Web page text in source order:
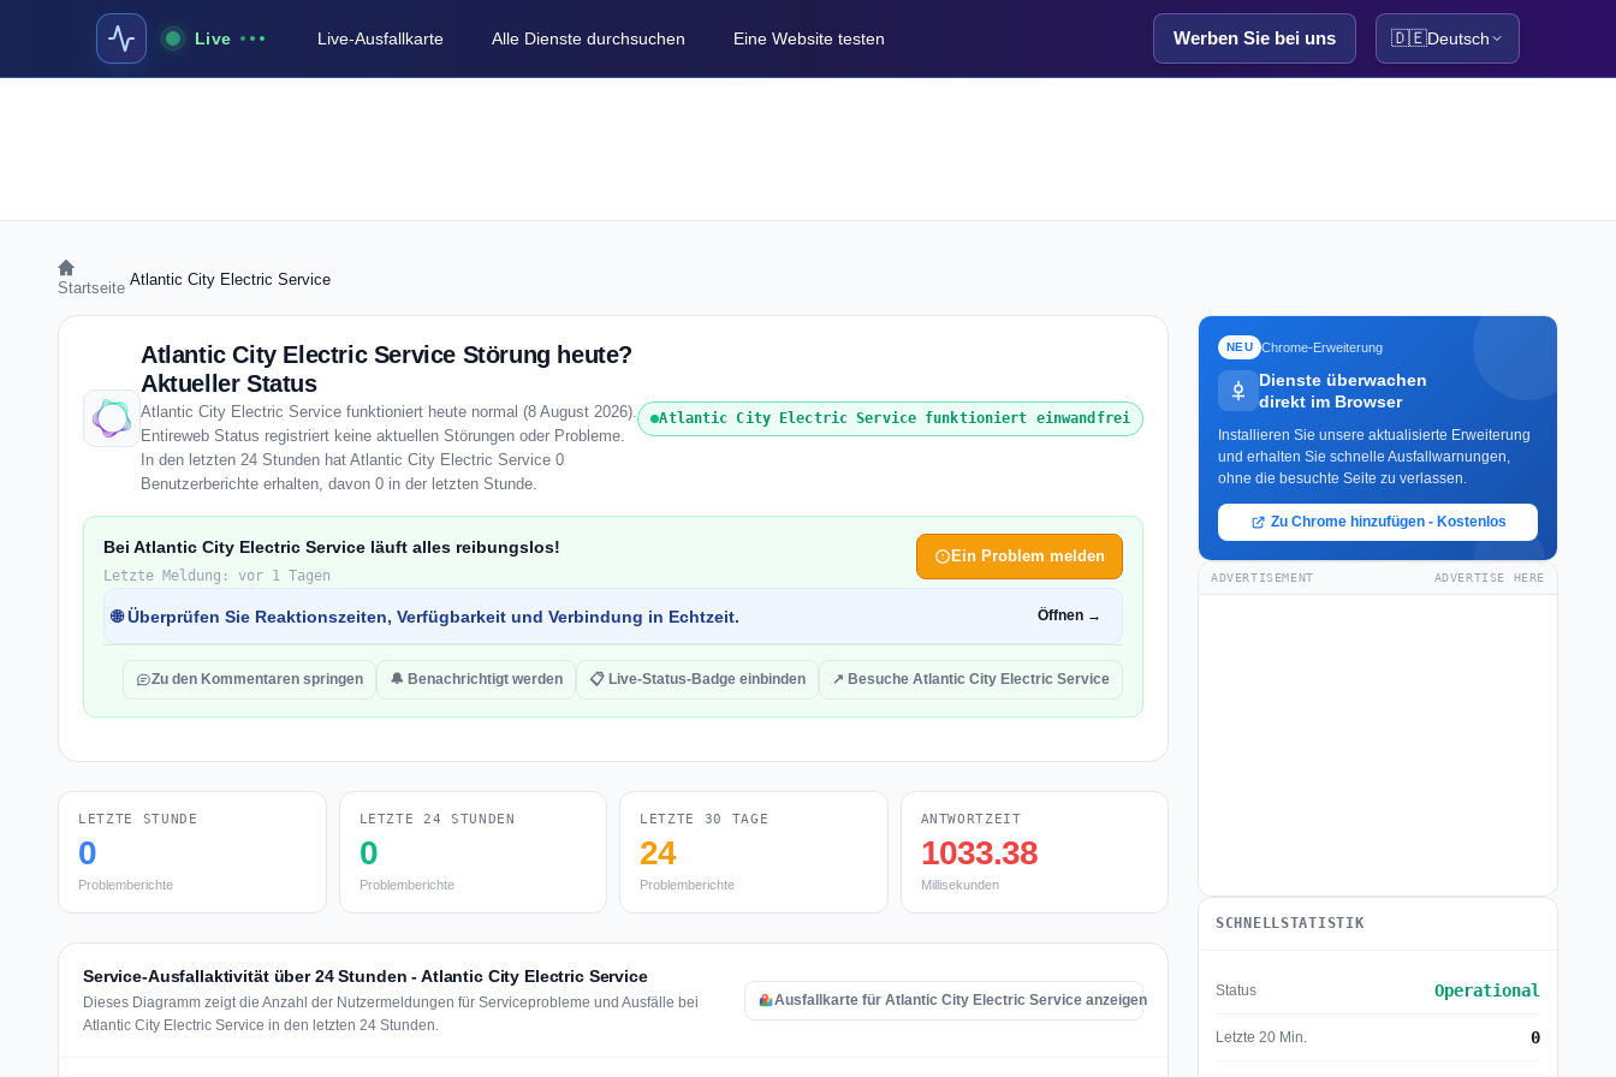
Live Live-Ausfallkarte Alle Dienste durchsuchen Eine Website testen Werben Sie bei uns 🇩🇪Deutsch
Startseite Atlantic City Electric Service
Atlantic City Electric Service Störung heute?
Aktueller Status
Atlantic City Electric Service funktioniert heute normal (8 August 2026).
Entireweb Status registriert keine aktuellen Störungen oder Probleme.
In den letzten 24 Stunden hat Atlantic City Electric Service 0
Benutzerberichte erhalten, davon 0 in der letzten Stunde.
Atlantic City Electric Service funktioniert einwandfrei
Bei Atlantic City Electric Service läuft alles reibungslos!
Letzte Meldung: vor 1 Tagen
Ein Problem melden
🌐 Überprüfen Sie Reaktionszeiten, Verfügbarkeit und Verbindung in Echtzeit. Öffnen →
Zu den Kommentaren springen 🔔 Benachrichtigt werden 📋 Live-Status-Badge einbinden ↗ Besuche Atlantic City Electric Service
LETZTE STUNDE
0
Problemberichte
LETZTE 24 STUNDEN
0
Problemberichte
LETZTE 30 TAGE
24
Problemberichte
ANTWORTZEIT
1033.38
Millisekunden
Service-Ausfallaktivität über 24 Stunden - Atlantic City Electric Service
Dieses Diagramm zeigt die Anzahl der Nutzermeldungen für Serviceprobleme und Ausfälle bei
Atlantic City Electric Service in den letzten 24 Stunden.
Ausfallkarte für Atlantic City Electric Service anzeigen
NEU Chrome-Erweiterung
Dienste überwachen
direkt im Browser
Installieren Sie unsere aktualisierte Erweiterung
und erhalten Sie schnelle Ausfallwarnungen,
ohne die besuchte Seite zu verlassen.
Zu Chrome hinzufügen - Kostenlos
ADVERTISEMENT ADVERTISE HERE
SCHNELLSTATISTIK
Status Operational
Letzte 20 Min. 0